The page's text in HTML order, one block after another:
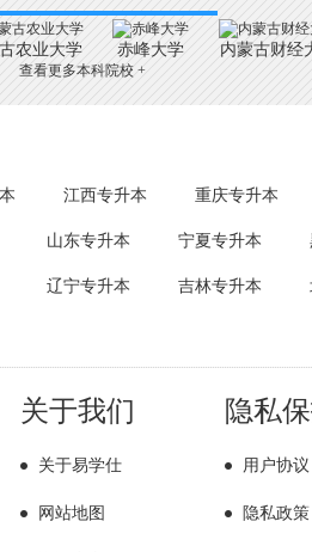
农业大学 赤峰大学 内蒙古财经
查看更多本科院校 +
江西专升本 重庆专升本
山东专升本 宁夏专升本
辽宁专升本 吉林专升本
关于我们
关于易学仕
网站地图
隐私
用户协议
隐私政策